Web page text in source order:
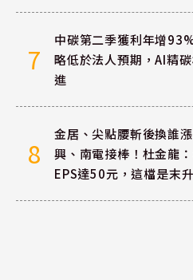
7
中碳第二季獲利年增
略低於法人預期，AI精
進
8
金居、尖點腰斬後換誰
興、南電接棒！杜金龍
EPS達50元，這檔是末